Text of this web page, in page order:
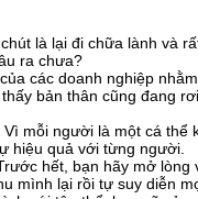
là lại đi chữa lành và
ra chưa?
các doanh nghiệp
bản thân cũng đang
mỗi người là một cá thể
hiệu quả với từng người.
hết, bạn hãy mở lòng
mình lại rồi tự suy diễn